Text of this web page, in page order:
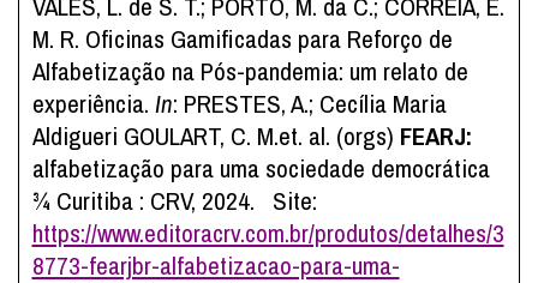
M. R. Oficinas Gamificadas para Reforço de
Alfabetização na Pós-pandemia: um relato de
experiência. In: PRESTES, A.; Cecília Maria
Aldigueri GOULART, C. M.et. al. (orgs) FEARJ:
alfabetização para uma sociedade democrática
¾ Curitiba : CRV, 2024. Site:
https://www.editoracrv.com.br/produtos/detalhes/3
8773-fearjbr-alfabetizacao-para-uma-